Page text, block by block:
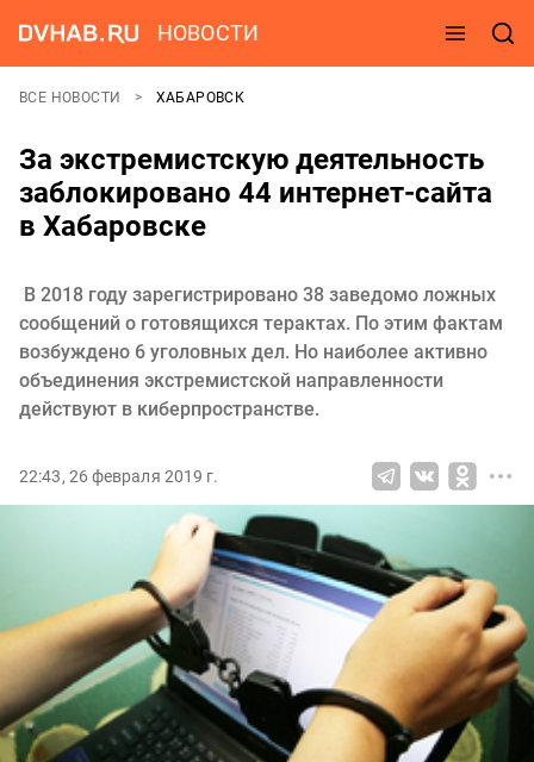
НОВОСТИ
ВСЕ НОВОСТИ ХАБАРОВСК
За экстремистскую деятельность
заблокировано 44 интернет-сайта
в Хабаровске
В 2018 году зарегистрировано 38 заведомо ложных
сообщений о готовящихся терактах. По этим фактам
возбуждено 6 уголовных дел. Но наиболее активно
объединения экстремистской направленности
действуют в киберпространстве.
22:43, 26 февраля 2019 г.